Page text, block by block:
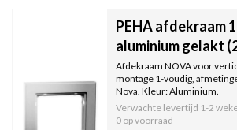
PEHA afdekraam
aluminium gelakt
Afdekraam NOVA voor
montage 1-voudig,
Nova. Kleur: Aluminium.
Verwachte levertijd 1-2
0 op voorraad